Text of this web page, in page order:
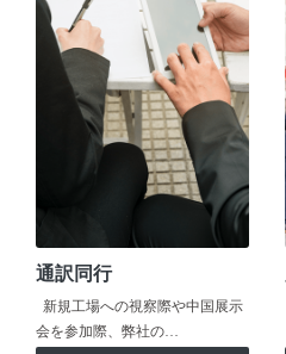
通訳同行
新規工場への視察際や中国展示
会を参加際、弊社の…